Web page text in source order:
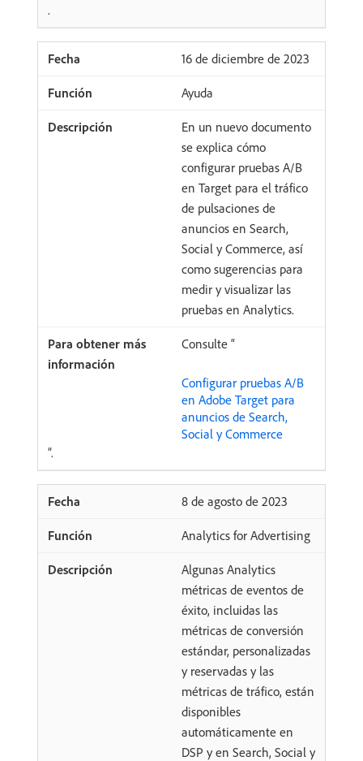
.
16 de diciembre de 2023
Ayuda
En un nuevo documento
se explica cómo
configurar pruebas A/B
en Target para el tráfico
de pulsaciones de
anuncios en Search,
Social y Commerce, así
como sugerencias para
medir y visualizar las
pruebas en Analytics.
Consulte “
Configurar pruebas A/B
en Adobe Target para
anuncios de Search,
Social y Commerce
”.
8 de agosto de 2023
Analytics for Advertising
Algunas Analytics
métricas de eventos de
éxito, incluidas las
métricas de conversión
estándar, personalizadas
y reservadas y las
métricas de tráfico, están
disponibles
automáticamente en
DSP y en Search, Social y